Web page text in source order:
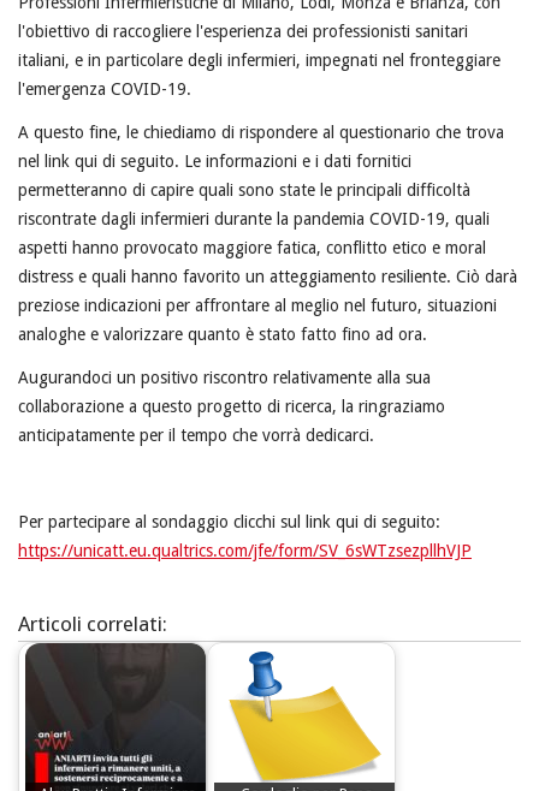
l'obiettivo di raccogliere l'esperienza dei professionisti sanitari
italiani, e in particolare degli infermieri, impegnati nel fronteggiare
l'emergenza COVID-19.
A questo fine, le chiediamo di rispondere al questionario che trova
nel link qui di seguito. Le informazioni e i dati fornitici
permetteranno di capire quali sono state le principali difficoltà
riscontrate dagli infermieri durante la pandemia COVID-19, quali
aspetti hanno provocato maggiore fatica, conflitto etico e moral
distress e quali hanno favorito un atteggiamento resiliente. Ciò darà
preziose indicazioni per affrontare al meglio nel futuro, situazioni
analoghe e valorizzare quanto è stato fatto fino ad ora.
Augurandoci un positivo riscontro relativamente alla sua
collaborazione a questo progetto di ricerca, la ringraziamo
anticipatamente per il tempo che vorrà dedicarci.
Per partecipare al sondaggio clicchi sul link qui di seguito:
https://unicatt.eu.qualtrics.com/jfe/form/SV_6sWTzsezpllhVJP
Articoli correlati: